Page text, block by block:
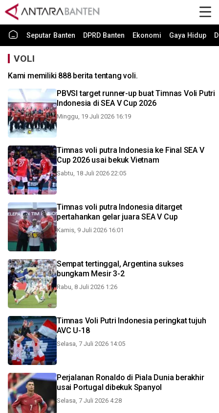
Seputar Banten DPRD Banten Ekonomi Gaya Hidup
VOLI
Kami memiliki 888 berita tentang voli.
PBVSI target runner-up buat Timnas Voli Putri
Indonesia di SEA V Cup 2026
Minggu, 19 Juli 2026 16:19
Timnas voli putra Indonesia ke Final SEA V
Cup 2026 usai bekuk Vietnam
Sabtu, 18 Juli 2026 22:05
Timnas voli putra Indonesia ditarget
pertahankan gelar juara SEA V Cup
Kamis, 9 Juli 2026 16:01
Sempat tertinggal, Argentina sukses
bungkam Mesir 3-2
Rabu, 8 Juli 2026 1:26
Timnas Voli Putri Indonesia peringkat tujuh
AVC U-18
Selasa, 7 Juli 2026 14:05
Perjalanan Ronaldo di Piala Dunia berakhir
usai Portugal dibekuk Spanyol
Selasa, 7 Juli 2026 4:28